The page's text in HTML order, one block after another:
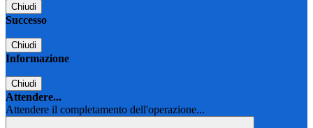
Chiudi
Successo
Chiudi
Informazione
Chiudi
Attendere...
Attendere il completamento dell'operazione...